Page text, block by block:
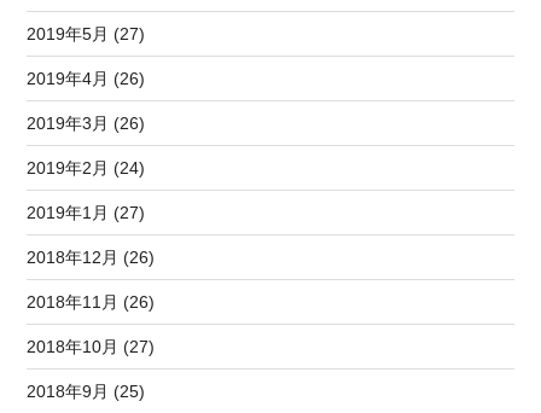
2019年5月 (27)
2019年4月 (26)
2019年3月 (26)
2019年2月 (24)
2019年1月 (27)
2018年12月 (26)
2018年11月 (26)
2018年10月 (27)
2018年9月 (25)